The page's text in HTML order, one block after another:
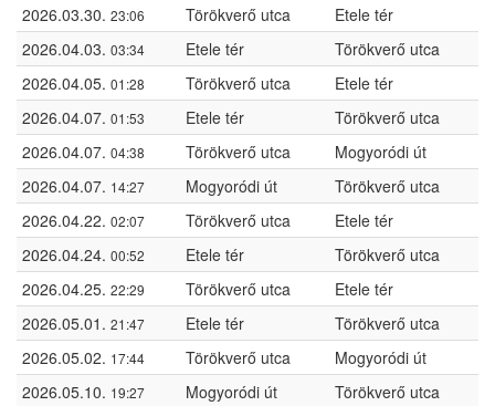
2026.03.30. 23:06 Törökverő utca
Etele tér
2026.04.03. 03:34 Etele tér
Törökverő utca
2026.04.05. 01:28 Törökverő utca
Etele tér
2026.04.07. 01:53 Etele tér
Törökverő utca
2026.04.07. 04:38 Törökverő utca
Mogyoródi út
2026.04.07. 14:27 Mogyoródi út
Törökverő utca
2026.04.22. 02:07 Törökverő utca
Etele tér
2026.04.24. 00:52 Etele tér
Törökverő utca
2026.04.25. 22:29 Törökverő utca
Etele tér
2026.05.01. 21:47 Etele tér
Törökverő utca
2026.05.02. 17:44 Törökverő utca
Mogyoródi út
2026.05.10. 19:27 Mogyoródi út
Törökverő utca